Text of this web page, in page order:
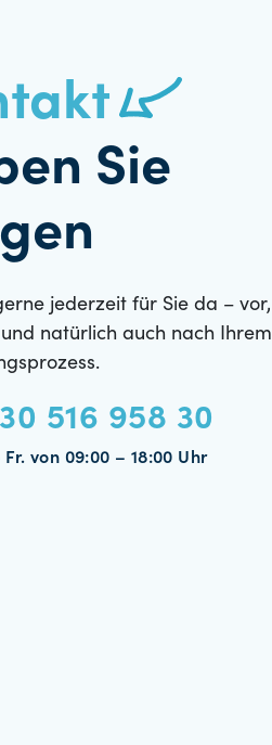
Sie
jederzeit für Sie da – vor,
natürlich auch nach Ihrem
516 958 30
von 09:00 – 18:00 Uhr